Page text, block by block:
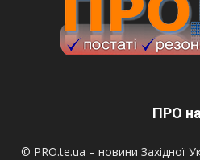
ПРО
© PRO.te.ua – новини Західної